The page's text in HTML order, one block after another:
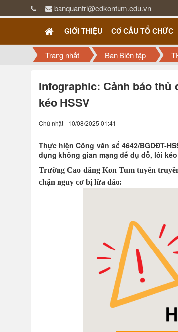
banquantri@cdkontum.edu.vn
GIỚI THIỆU CƠ CẤU TỔ CHỨC
Trang nhất Ban Biên tập
Infographic: Cảnh báo thủ
kéo HSSV
Chủ nhật - 10/08/2025 01:41
Thực hiện Công văn số 4642/BGDĐT-
dụng không gian mạng để dụ dỗ, lôi
Trường Cao đẳng Kon Tum tuyên
chặn nguy cơ bị lừa đảo: